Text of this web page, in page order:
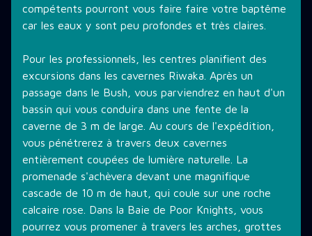
compétents pourront vous faire faire votre baptême
car les eaux y sont peu profondes et très claires.
Pour les professionnels, les centres planifient des
excursions dans les cavernes Riwaka. Après un
passage dans le Bush, vous parviendrez en haut d'un
bassin qui vous conduira dans une fente de la
caverne de 3 m de large. Au cours de l'expédition,
vous pénétrerez à travers deux cavernes
entièrement coupées de lumière naturelle. La
promenade s'achèvera devant une magnifique
cascade de 10 m de haut, qui coule sur une roche
calcaire rose. Dans la Baie de Poor Knights, vous
pourrez vous promener à travers les arches, grottes